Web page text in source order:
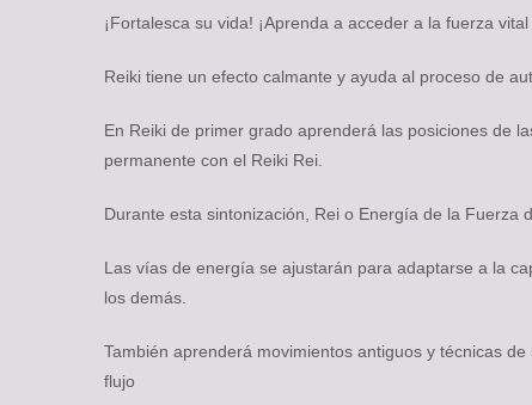
¡Fortalesca su vida! ¡Aprenda a acceder a la fuerza
Reiki tiene un efecto calmante y ayuda al proceso de
En Reiki de primer grado aprenderá las posiciones de
permanente con el Reiki Rei.
Durante esta sintonización, Rei o Energía de la Fuerza
Las vías de energía se ajustarán para adaptarse a la
los demás.
También aprenderá movimientos antiguos y técnicas
flujo